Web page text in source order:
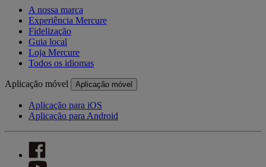
A nossa marca
Experiência Mercure
Fidelização
Guia local
Loja Mercure
Todos os idiomas
Aplicação móvel Aplicação móvel
Aplicação para iOS
Aplicação para Android